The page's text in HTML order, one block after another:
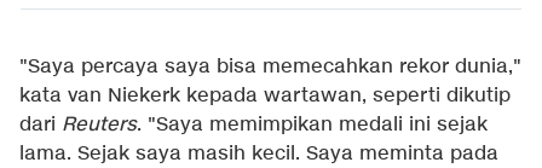
"Saya percaya saya bisa memecahkan rekor dunia,"
kata van Niekerk kepada wartawan, seperti dikutip
dari Reuters. "Saya memimpikan medali ini sejak
lama. Sejak saya masih kecil. Saya meminta pada